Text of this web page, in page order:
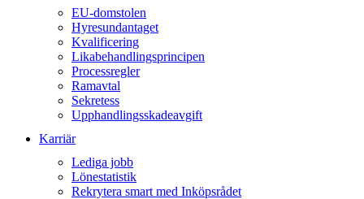
EU-domstolen
Hyresundantaget
Kvalificering
Likabehandlingsprincipen
Processregler
Ramavtal
Sekretess
Upphandlingsskadeavgift
Karriär
Lediga jobb
Lönestatistik
Rekrytera smart med Inköpsrådet